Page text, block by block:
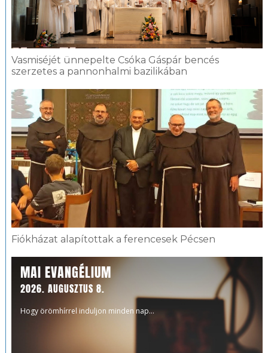
Vasmiséjét ünnepelte Csóka Gáspár bencés
szerzetes a pannonhalmi bazilikában
Fiókházat alapítottak a ferencesek Pécsen
MAI EVANGÉLIUM
2026. AUGUSZTUS 8.
Hogy örömhírrel induljon minden nap...